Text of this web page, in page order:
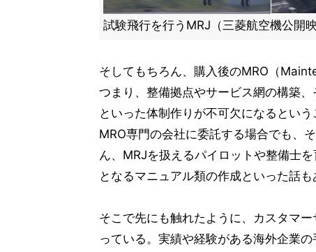
試験飛行を行うMRJ（三菱航空機公開映
そしてもちろん、購入後のMRO（
つまり、整備拠点やサービス網の構築
といった体制作りが不可欠になるとい
MRO専門の会社に委託する場合でも、
ん、MRJを扱えるパイロットや整備士
となるマニュアル類の作成といった話も
そこで先にも触れたように、カスタマ
っている。実績や経験がある海外企業